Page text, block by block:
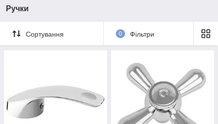
Ручки
Сортування 0 Фільтри